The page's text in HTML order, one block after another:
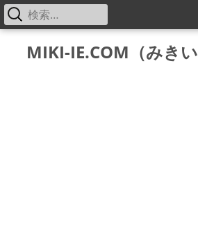
MIKI-IE.COM（みき
メ
検
索: